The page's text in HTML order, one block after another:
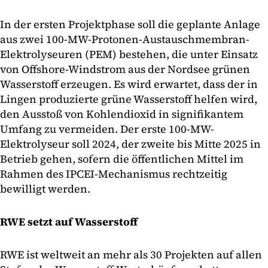
In der ersten Projektphase soll die geplante Anlage
aus zwei 100-MW-Protonen-Austauschmembran-
Elektrolyseuren (PEM) bestehen, die unter Einsatz
von Offshore-Windstrom aus der Nordsee grünen
Wasserstoff erzeugen. Es wird erwartet, dass der in
Lingen produzierte grüne Wasserstoff helfen wird,
den Ausstoß von Kohlendioxid in signifikantem
Umfang zu vermeiden. Der erste 100-MW-
Elektrolyseur soll 2024, der zweite bis Mitte 2025 in
Betrieb gehen, sofern die öffentlichen Mittel im
Rahmen des IPCEI-Mechanismus rechtzeitig
bewilligt werden.
RWE setzt auf Wasserstoff
RWE ist weltweit an mehr als 30 Projekten auf allen